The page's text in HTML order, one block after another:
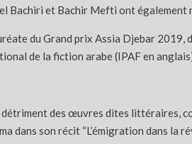
Bachiri et Bachir Mefti ont
du Grand prix Assia Djebar 2019,
de la fiction arabe (IPAF en
des œuvres dites littéraires,
dans son récit “L’émigration dans la